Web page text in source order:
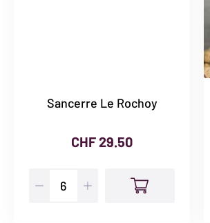
Sancerre Le Rochoy
CHF29.50
Sancerre